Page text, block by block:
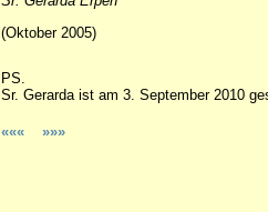
(Oktober 2005)
PS.
Sr. Gerarda ist am 3. September 2010
««« »»»